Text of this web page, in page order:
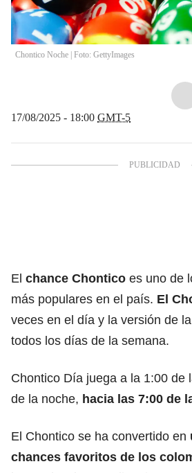
Chontico Noche | Foto: GettyImages
17/08/2025 - 18:00 GMT-5
El chance Chontico es uno de
más populares en el país. El
veces en el día y la versión de
todos los días de la semana.
Chontico Día juega a la 1:00 de
de la noche, hacia las 7:00 de
El Chontico se ha convertido en
chances favoritos de los